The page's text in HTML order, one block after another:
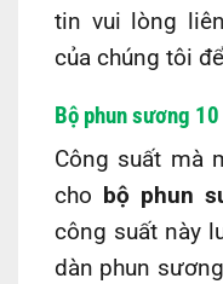
tin vui lòng
của chúng tôi
Bộ phun sương
Công suất mà
cho bộ phun
công suất này
dàn phun